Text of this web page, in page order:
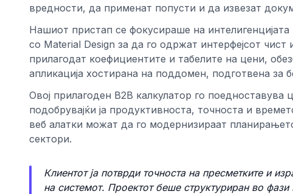
вредности, да применат попусти и да извезат
Нашиот пристап се фокусираше на
со Material Design за да го одржат интерфејсот
прилагодат коефициентите и табелите на цени,
апликација хостирана на поддомен, подготвена за
Овој прилагоден B2B калкулатор го
подобрувајќи ја продуктивноста, точноста и
веб алатки можат да го модернизираат
сектори.
Клиентот ја потврди точноста на пресметките и
на системот. Проектот беше структуриран во